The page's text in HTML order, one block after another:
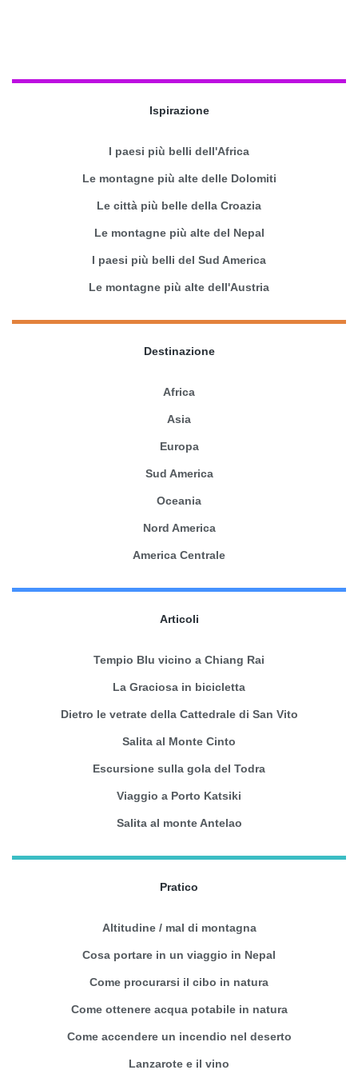
Ispirazione
I paesi più belli dell'Africa
Le montagne più alte delle Dolomiti
Le città più belle della Croazia
Le montagne più alte del Nepal
I paesi più belli del Sud America
Le montagne più alte dell'Austria
Destinazione
Africa
Asia
Europa
Sud America
Oceania
Nord America
America Centrale
Articoli
Tempio Blu vicino a Chiang Rai
La Graciosa in bicicletta
Dietro le vetrate della Cattedrale di San Vito
Salita al Monte Cinto
Escursione sulla gola del Todra
Viaggio a Porto Katsiki
Salita al monte Antelao
Pratico
Altitudine / mal di montagna
Cosa portare in un viaggio in Nepal
Come procurarsi il cibo in natura
Come ottenere acqua potabile in natura
Come accendere un incendio nel deserto
Lanzarote e il vino